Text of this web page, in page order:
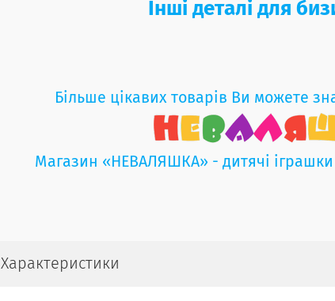
Інші деталі для
Більше цікавих товарів Ви можете
Магазин «НЕВАЛЯШКА» - дитячі
Характеристики